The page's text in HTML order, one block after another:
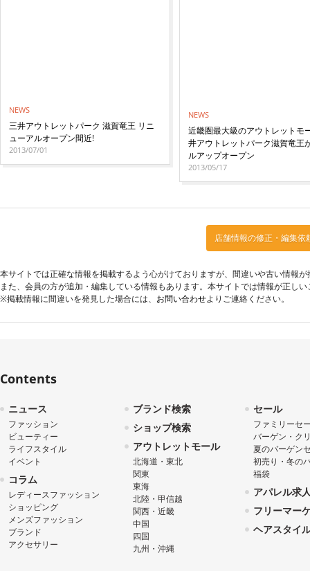
NEWS
三井アウトレットパーク 滋賀竜王 リニ
ューアルオープン間近!
2013/07/01
NEWS
近畿圏最大級のアウトレットモ
井アウトレットパーク滋賀竜王
ルアップオープン
2013/05/17
店舗情報の修正・編集依
本サイトでは正確な情報を掲載するよう心がけておりますが、間違いや古い情報
また、会員の方が追加・編集している情報もあります。本サイトでは情報が正し
※掲載情報に間違いを発見した場合には、 お問い合わせよりご連絡ください。
Contents
ニュース
ファッション
ビューティー
ライフスタイル
イベント
コラム
レディースファッション
ショッピング
メンズファッション
ブランド
アクセサリー
ブランド検索
ショップ検索
アウトレットモール
北海道・東北
関東
東海
北陸・甲信越
関西・近畿
中国
四国
九州・沖縄
セール
ファミリーセ
バーゲン・ク
夏のバーゲン
初売り・冬の
福袋
アパレル求
フリーマー
ヘアスタイ